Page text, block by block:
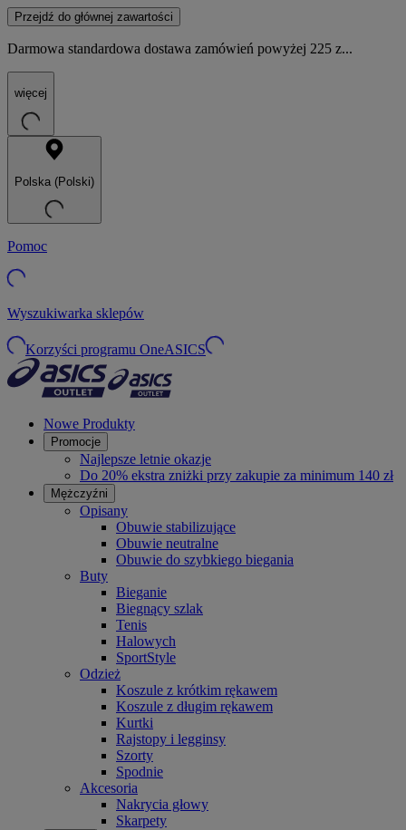
Przejdź do głównej zawartości
Darmowa standardowa dostawa zamówień powyżej 225 z...
więcej
Polska (Polski)
Pomoc
Wyszukiwarka sklepów
Korzyści programu OneASICS
Nowe Produkty
Promocje
Najlepsze letnie okazje
Do 20% ekstra zniżki przy zakupie za minimum 140 zł
Mężczyźni
Opisany
Obuwie stabilizujące
Obuwie neutralne
Obuwie do szybkiego biegania
Buty
Bieganie
Biegnący szlak
Tenis
Halowych
SportStyle
Odzież
Koszule z krótkim rękawem
Koszule z długim rękawem
Kurtki
Rajstopy i legginsy
Szorty
Spodnie
Akcesoria
Nakrycia głowy
Skarpety